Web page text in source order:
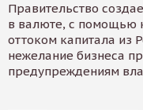
Правительство
в валюте, с помощью
оттоком капитала из
нежелание бизнеса
предупреждениям